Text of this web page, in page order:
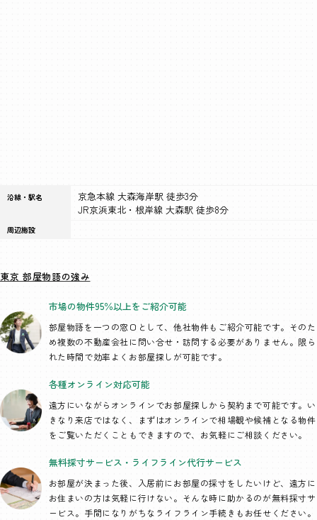
沿線・駅名
京急本線 大森海岸駅 徒歩3分
JR京浜東北・根岸線 大森駅 徒歩8分
周辺施設
東京 部屋物語の強み
市場の物件95％以上を ご紹介可能
部屋物語を一つの窓口として、他社物件もご紹介可能です。そのた
め複数の不動産会社に問い合せ・訪問する必要がありません。限ら
れた時間で効率よくお部屋探しが可能です。
各種オンライン対応可能
遠方にいながらオンラインでお部屋探しから契約まで可能です。い
きなり来店ではなく、まずはオンラインで相場観や候補となる物件
をご覧いただくこともできますので、お気軽にご相談ください。
無料採寸サービス・ ライフライン代行サービス
お部屋が決まった後、入居前にお部屋の採寸をしたいけど、遠方に
お住まいの方は気軽に行けない。そんな時に助かるのが無料採寸サ
ービス。手間になりがちなライフライン手続きもお任せください。